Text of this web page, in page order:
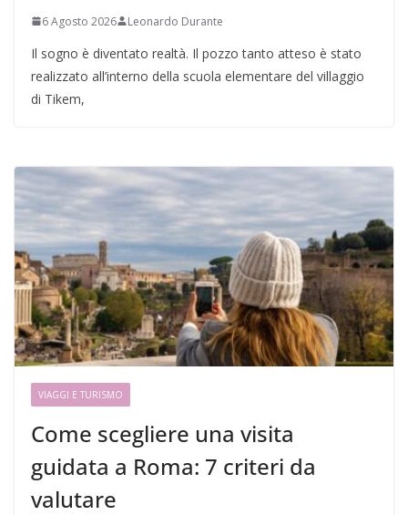
6 Agosto 2026 Leonardo Durante
Il sogno è diventato realtà. Il pozzo tanto atteso è stato
realizzato all’interno della scuola elementare del villaggio
di Tikem,
VIAGGI E TURISMO
Come scegliere una visita
guidata a Roma: 7 criteri da
valutare